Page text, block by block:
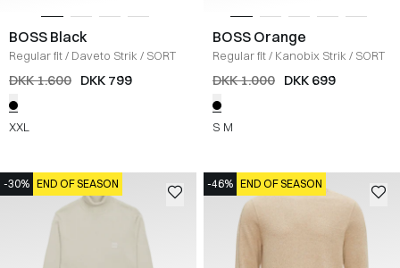
BOSS Black
Regular fit/ Daveto Strik / SORT
DKK 1.600 DKK 799
XXL
BOSS Orange
Regular fit/ Kanobix Strik / SORT
DKK 1.000 DKK 699
S M
-30% END OF SEASON -46% END OF SEASON